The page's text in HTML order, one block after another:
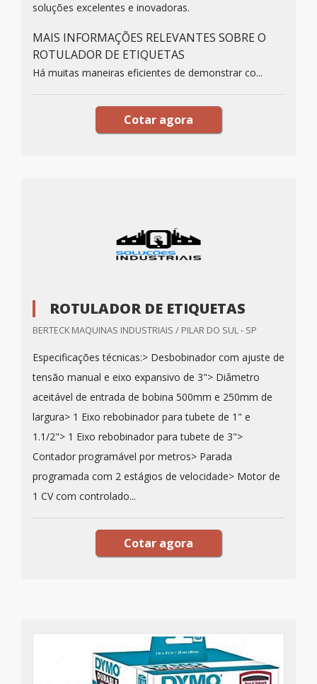
soluções excelentes e inovadoras.
MAIS INFORMAÇÕES RELEVANTES SOBRE O
ROTULADOR DE ETIQUETAS
Há muitas maneiras eficientes de demonstrar co...
Cotar agora
ROTULADOR DE ETIQUETAS
BERTECK MAQUINAS INDUSTRIAIS / PILAR DO SUL - SP
Especificações técnicas:> Desbobinador com ajuste de
tensão manual e eixo expansivo de 3"> Diâmetro
aceitável de entrada de bobina 500mm e 250mm de
largura> 1 Eixo rebobinador para tubete de 1" e
1.1/2"> 1 Eixo rebobinador para tubete de 3">
Contador programável por metros> Parada
programada com 2 estágios de velocidade> Motor de
1 CV com controlado...
Cotar agora